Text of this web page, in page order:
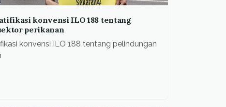
konvensi ILO 188 tentang
perikanan
konvensi ILO 188 tentang pelindungan